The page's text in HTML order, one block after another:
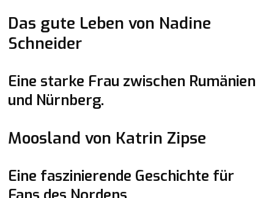
Das gute Leben von Nadine
Schneider
Eine starke Frau zwischen Rumänien
und Nürnberg.
Moosland von Katrin Zipse
Eine faszinierende Geschichte für